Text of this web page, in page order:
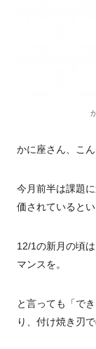
かに座さん、こ
今月前半は課題に
価されているとい
12/1の新月の頃
マンスを。
と言っても「で
り、付け焼き刃